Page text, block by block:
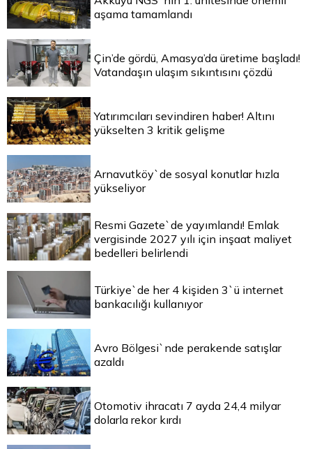
aşama tamamlandı
Çin’de gördü, Amasya’da üretime başladı!
Vatandaşın ulaşım sıkıntısını çözdü
Yatırımcıları sevindiren haber! Altını
yükselten 3 kritik gelişme
Arnavutköy`de sosyal konutlar hızla
yükseliyor
Resmi Gazete`de yayımlandı! Emlak
vergisinde 2027 yılı için inşaat maliyet
bedelleri belirlendi
Türkiye`de her 4 kişiden 3`ü internet
bankacılığı kullanıyor
Avro Bölgesi`nde perakende satışlar
azaldı
Otomotiv ihracatı 7 ayda 24,4 milyar
dolarla rekor kırdı